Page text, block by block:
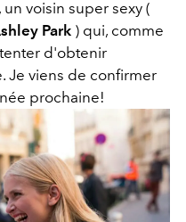
, un voisin super sexy (
Park ) qui, comme
d'obtenir
Je viens de confirmer
prochaine!